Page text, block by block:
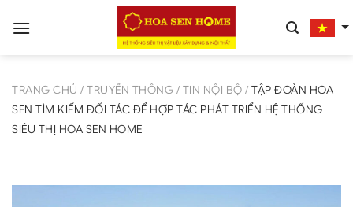
qua
TRANG CHỦ / TRUYỀN THÔNG / TIN NỘI BỘ / TẬP ĐOÀN HOA
SEN TÌM KIẾM ĐỐI TÁC ĐỂ HỢP TÁC PHÁT TRIỂN HỆ THỐNG
SIÊU THỊ HOA SEN HOME